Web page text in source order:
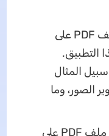
التعديل على النص الحالي في ملف PDF على
التطبيق.
المثال
الصور، وما
إمكانية إضافة نصوص وصور إلى ملف PDF على